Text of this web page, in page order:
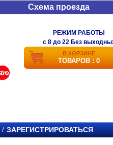
Схема проезда
РЕЖИМ РАБОТЫ
c 8 до 22 Без
В КОРЗИНЕ
ТОВАРОВ : 0
/ ЗАРЕГИСТРИРОВАТЬСЯ